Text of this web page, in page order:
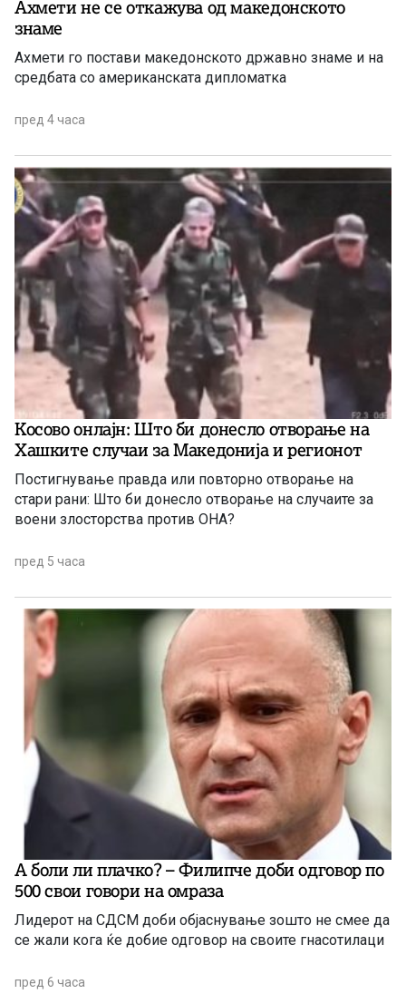
Ахмети не се откажува од македонското
знаме
Ахмети го постави македонското државно знаме и на
средбата со американската дипломатка
пред 4 часа
Косово онлајн: Што би донесло отворање на
Хашките случаи за Македонија и регионот
Постигнување правда или повторно отворање на
стари рани: Што би донесло отворање на случаите за
воени злосторства против ОНА?
пред 5 часа
А боли ли плачко? – Филипче доби одговор по
500 свои говори на омраза
Лидерот на СДСМ доби објаснување зошто не смее да
се жали кога ќе добие одговор на своите гнасотилаци
пред 6 часа